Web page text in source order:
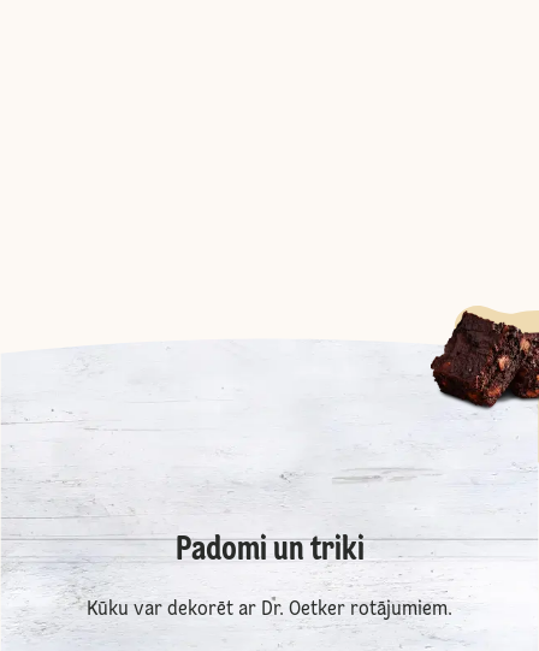
Padomi un triki
Kūku var dekorēt ar Dr. Oetker rotājumiem.